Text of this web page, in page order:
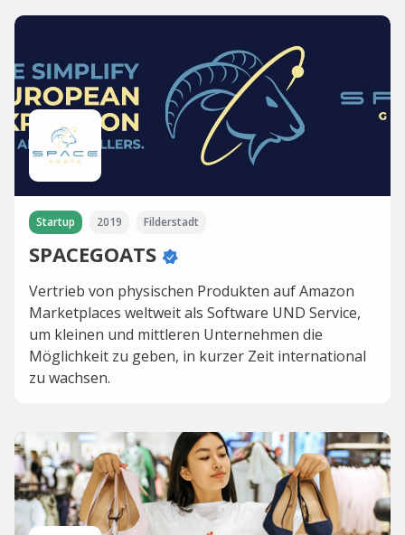
Startup 2019 Filderstadt
SPACEGOATS
Vertrieb von physischen Produkten auf Amazon
Marketplaces weltweit als Software UND Service,
um kleinen und mittleren Unternehmen die
Möglichkeit zu geben, in kurzer Zeit international
zu wachsen.